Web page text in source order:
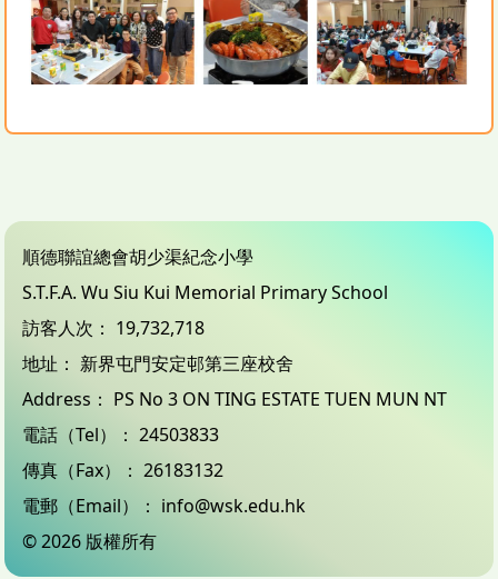
順德聯誼總會胡少渠紀念小學
S.T.F.A. Wu Siu Kui Memorial Primary School
訪客人次： 19,732,718
地址： 新界屯門安定邨第三座校舍
Address： PS No 3 ON TING ESTATE TUEN MUN NT
電話（Tel）： 24503833
傳真（Fax）： 26183132
電郵（Email）： info@wsk.edu.hk
© 2026 版權所有